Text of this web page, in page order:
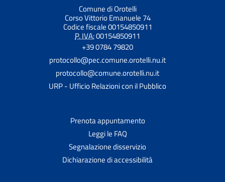
Comune di Orotelli
Corso Vittorio Emanuele 74
Codice fiscale 00154850911
P. IVA:00154850911
+39 0784 79820
protocollo@pec.comune.orotelli.nu.it
protocollo@comune.orotelli.nu.it
URP - Ufficio Relazioni con il Pubblico
Prenota appuntamento
Leggi le FAQ
Segnalazione disservizio
Dichiarazione di accessibilità